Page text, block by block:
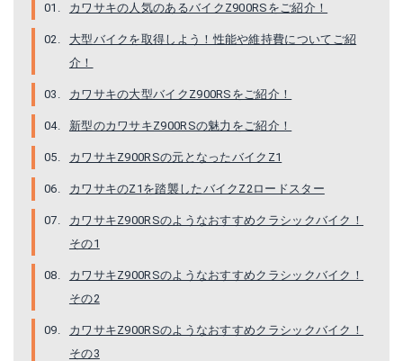
カワサキの人気のあるバイクZ900RSをご紹介！
大型バイクを取得しよう！性能や維持費についてご紹
介！
カワサキの大型バイクZ900RSをご紹介！
新型のカワサキZ900RSの魅力をご紹介！
カワサキZ900RSの元となったバイクZ1
カワサキのZ1を踏襲したバイクZ2ロードスター
カワサキZ900RSのようなおすすめクラシックバイク！
その1
カワサキZ900RSのようなおすすめクラシックバイク！
その2
カワサキZ900RSのようなおすすめクラシックバイク！
その3